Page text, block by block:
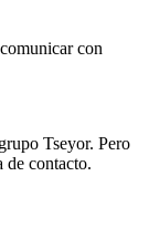
con
Tseyor. Pero
de contacto.